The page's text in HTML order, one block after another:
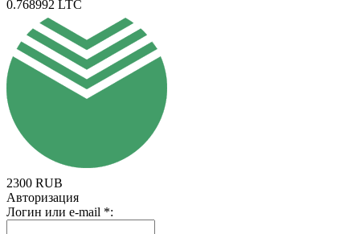
0.768992 LTC
2300 RUB
Авторизация
Логин или e-mail *: